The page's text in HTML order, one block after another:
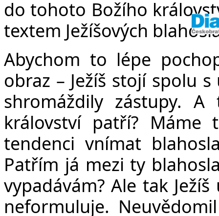
do tohoto Božího
textem Ježíšových
Abychom to lépe
obraz – Ježíš stojí spolu
shromáždily zástupy.
království patří?
tendenci vnímat
Patřím já mezi ty
vypadávám? Ale tak
neformuluje.